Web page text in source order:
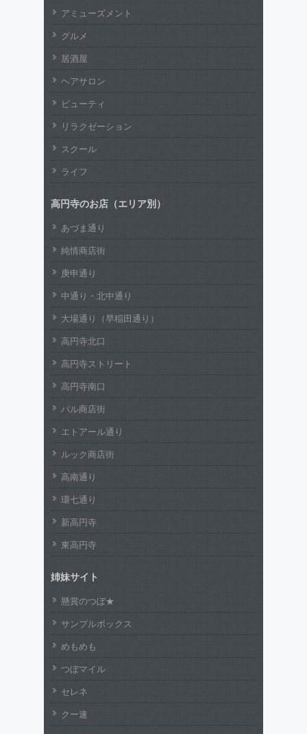
アミューズメント
グルメ
居酒屋
ヘアサロン
ビューティ
リラクゼーション
スクール
ライフ
高円寺のお店（エリア別）
あづま通り
純情商店街
庚申通り
中通り・北中通り
大場通り（早稲田通り）
高円寺北口
高円寺ストリート
高円寺南口
パル商店街
エトアール通り
ルック商店街
高南通り
環七通り
新高円寺
東高円寺
姉妹サイト
懸賞のつぼ★
サンプルボックス
めもめも
つぼマイル
セレネ
クー速